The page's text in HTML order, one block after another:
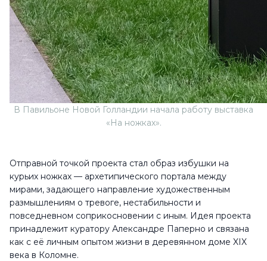
В Павильоне Новой Голландии начала работу выставка
«На ножках».
Отправной точкой проекта стал образ избушки на
курьих ножках — архетипического портала между
мирами, задающего направление художественным
размышлениям о тревоге, нестабильности и
повседневном соприкосновении с иным. Идея проекта
принадлежит куратору Александре Паперно и связана
как с её личным опытом жизни в деревянном доме XIX
века в Коломне.